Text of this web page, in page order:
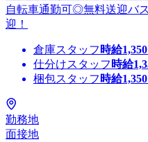
自転車通勤可◎無料送迎バ
迎！
倉庫スタッフ 時給1,350
仕分けスタッフ 時給
梱包スタッフ 時給1,350
勤務地
面接地